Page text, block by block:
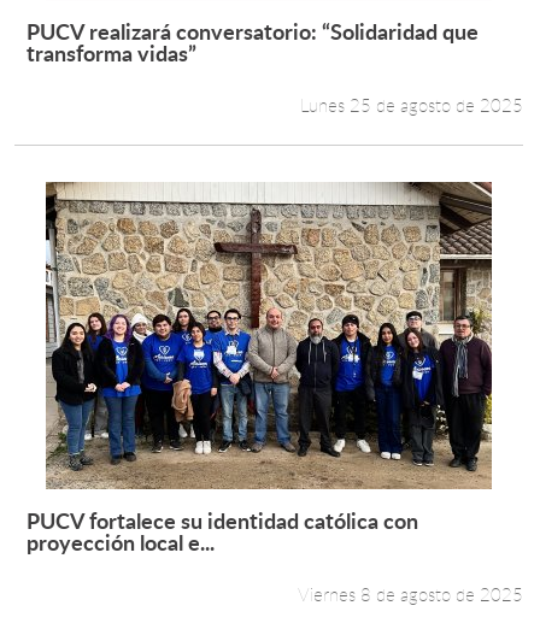
Leer más +
PUCV realizará conversatorio: “Solidaridad que
transforma vidas”
Lunes 25 de agosto de 2025
Leer más +
PUCV fortalece su identidad católica con
proyección local e...
Viernes 8 de agosto de 2025